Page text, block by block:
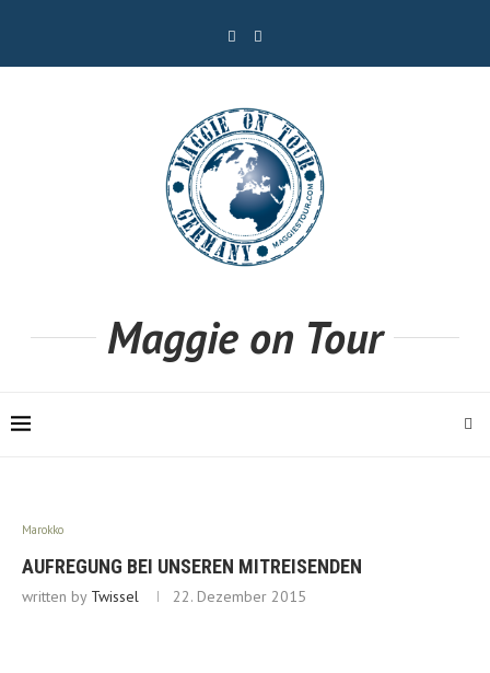
Maggie on Tour
Marokko
AUFREGUNG BEI UNSEREN MITREISENDEN
written by Twissel 22. Dezember 2015